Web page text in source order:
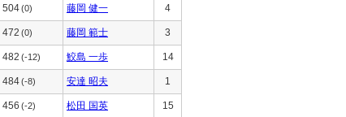
504(0) 藤岡 健一 4
472 (0) 藤岡 範士 3
482 (-12) 鮫島 一歩 14
484(-8) 安達 昭夫 1
456 (-2) 松田 国英 15